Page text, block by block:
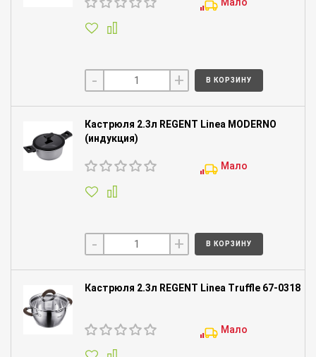
- + В КОРЗИНУ
Кастрюля 2.3л REGENT Linea MODERNO
(индукция)
Мало
- + В КОРЗИНУ
Кастрюля 2.3л REGENT Linea Truffle 67-0318
Мало